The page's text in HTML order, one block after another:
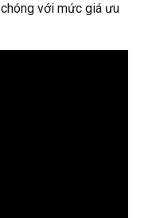
với mức giá ưu